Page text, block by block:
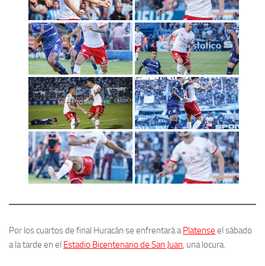
Por los cuartos de final Huracán se enfrentará aPlatense el sábado
a la tarde en el Estadio Bicentenario de San Juan, una locura.